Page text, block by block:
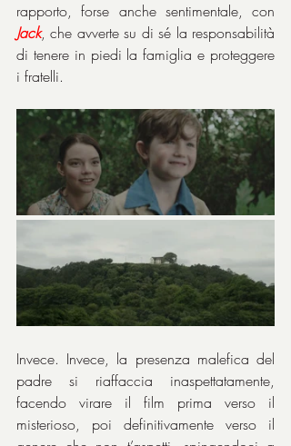
Jack, che avverte su di sé la responsabilità
di tenere in piedi la famiglia e proteggere
i fratelli.
Invece. Invece, la presenza malefica del
padre si riaffaccia inaspettatamente,
facendo virare il film prima verso il
misterioso, poi definitivamente verso il